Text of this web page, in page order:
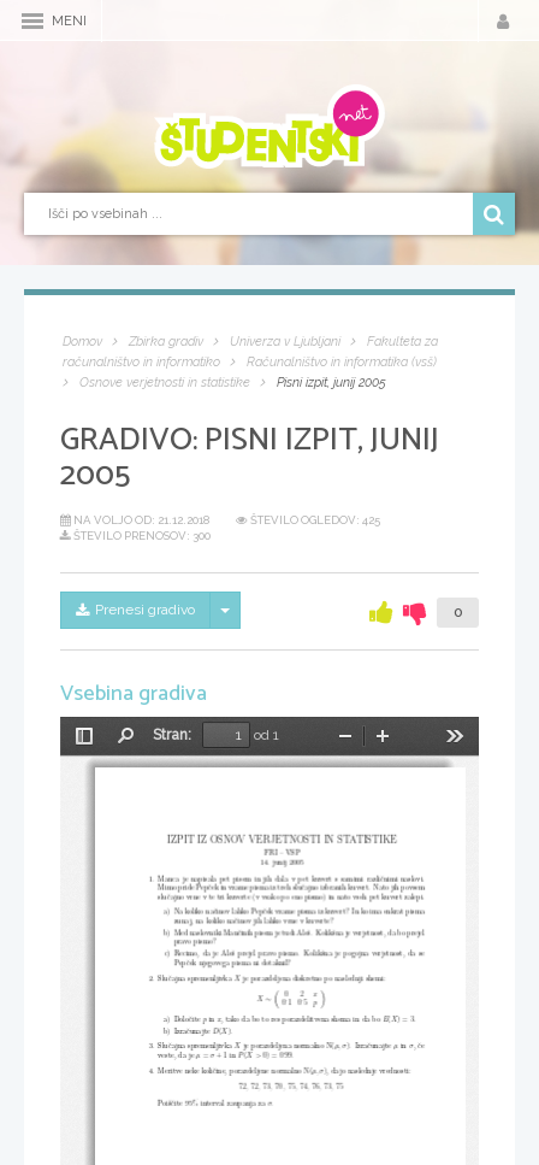
MENI
Domov Zbirka gradiv Univerza v Ljubljani
Fakulteta za
računalništvo in informatiko
Računalništvo in informatika (vsš)
Osnove verjetnosti in statistike
Pisni izpit, junij 2005
GRADIVO:PISNI IZPIT, JUNIJ
2005
NA VOLJO OD: 21.12.2018
ŠTEVILO OGLEDOV: 425
ŠTEVILO PRENOSOV: 300
Prenesi gradivo Skrij/prikaži meni 0
Vsebina gradiva
Preklopi
stransko
Stran:
od 1
Pomanjšaj
IZPIT IZ OSNOV VERJETNOSTI IN STATISTIKE
FRI – VSP
14. junij 2005
1. Manca je napisala pet pisem in jih dala v pet kuvert s samimi različnimi naslovi.
Mimo pride Pepček in vzame pisma iz treh slučajno izbranih kuvert. Nato jih povsem
slučajno vrne v te tri kuverte (v vsako po eno pismo) in nato vseh pet kuvert zalepi.
a) Na koliko načinov lahko Pepček vzame pisma iz kuvert? In ko ima enkrat pisma
zunaj, na koliko načinov jih lahko vrne v kuverte?
b) Med naslovniki Mančinih pisem je tudi Aleš. Kolikšna je verjetnost, da bo prejel
pravo pismo?
c) Recimo, da je Aleš prejel pravo pismo. Kolikšna je pogojna verjetnost, da se
Pepček njegovega pisma ni dotaknil?
2. Slučajna spremenljivka X je porazdeljena diskretno po naslednji shemi:
X ∼
 0   2
x
0
.
1  0
.
5 p

a) Določite p in x , tako da bo to res porazdelitvena shema in da bo E(X ) = 3
b) Izračunajte D(X .
3. Slučajna spremenljivka X je porazdeljena normalno N(μ, σ) . Izračunajte μ in σ, če
veste, da je μ = σ + 1 in P (X > 0) = 0
.
99
4. Meritve neke količine, porazdeljene normalno N(μ, σ) , dajo naslednje vrednosti:
72, 72, 73, 70, 75, 74, 76, 73, 75
Poiščite 95% interval zaupanja za σ